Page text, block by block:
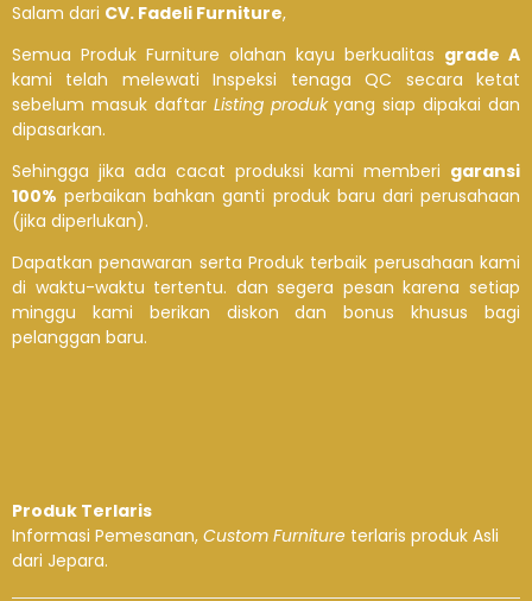
Salam dari CV. Fadeli Furniture,
Semua Produk Furniture olahan kayu berkualitas grade A
kami telah melewati Inspeksi tenaga QC secara ketat
sebelum masuk daftar Listing produkyang siap dipakai dan
dipasarkan.
Sehingga jika ada cacat produksi kami memberi garansi
100% perbaikan bahkan ganti produk baru dari perusahaan
(jika diperlukan).
Dapatkan penawaran serta Produk terbaik perusahaan kami
di waktu-waktu tertentu. dan segera pesan karena setiap
minggu kami berikan diskon dan bonus khusus bagi
pelanggan baru.
Produk Terlaris
Informasi Pemesanan, Custom Furniture terlaris produk Asli
dari Jepara.